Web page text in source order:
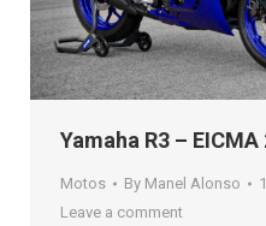
Yamaha R3 – EICMA
Motos By Manel Alonso
Leave a comment